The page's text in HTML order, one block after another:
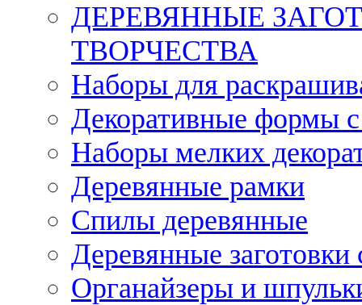
ДЕРЕВЯННЫЕ
ТВОРЧЕСТВА
Наборы для
Декоративные формы с
Наборы мелких
Деревянные рамки
Спилы деревянные
Деревянные заготовки
Органайзеры и